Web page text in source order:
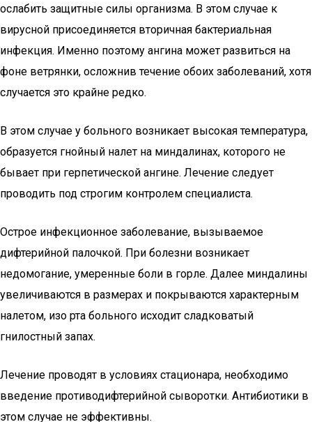
ослабить защитные силы организма. В этом случае к
вирусной присоединяется вторичная бактериальная
инфекция. Именно поэтому ангина может развиться на
фоне ветрянки, осложнив течение обоих заболеваний, хотя
случается это крайне редко.
В этом случае у больного возникает высокая температура,
образуется гнойный налет на миндалинах, которого не
бывает при герпетической ангине. Лечение следует
проводить под строгим контролем специалиста.
Острое инфекционное заболевание, вызываемое
дифтерийной палочкой. При болезни возникает
недомогание, умеренные боли в горле. Далее миндалины
увеличиваются в размерах и покрываются характерным
налетом, изо рта больного исходит сладковатый
гнилостный запах.
Лечение проводят в условиях стационара, необходимо
введение противодифтерийной сыворотки. Антибиотики в
этом случае не эффективны.